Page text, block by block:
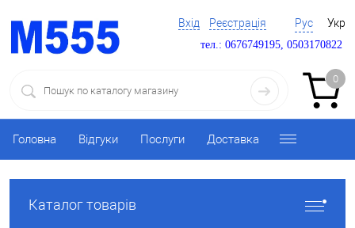
Вхід Реєстрація Рус Укр
тел.: 0676749195, 0503170822
0
Головна Відгуки Послуги Доставка
Каталог товарів